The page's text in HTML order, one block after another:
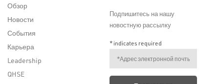
Обзор
Новости
События
Карьера
Leadership
QHSE
Подпишитесь на нашу
новостную рассылку
*indicates required